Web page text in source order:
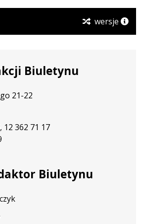
wersje
Biuletynu
21-22
12 362 71 17
Biuletynu